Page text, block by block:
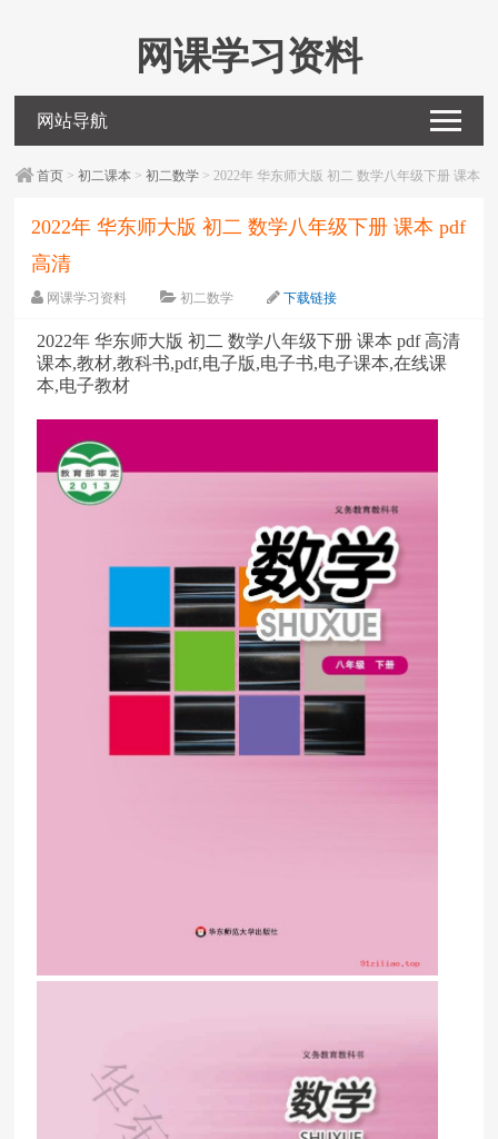
网课学习资料
网站导航
首页 >初二课本 >初二数学 > 2022年 华东师大版 初二 数学八年级下册 课本
2022年 华东师大版 初二 数学八年级下册 课本 pdf
高清
网课学习资料 初二数学
下载链接
2022年 华东师大版 初二 数学八年级下册 课本 pdf 高清
课本,教材,教科书,pdf,电子版,电子书,电子课本,在线课
本,电子教材